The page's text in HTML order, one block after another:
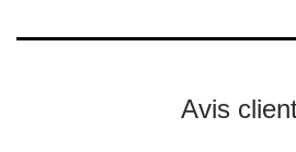
Avis